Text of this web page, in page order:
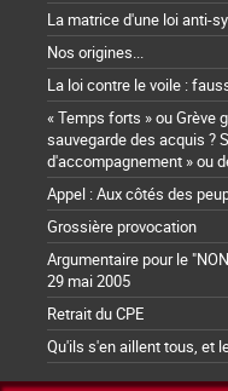
La matrice d'une loi anti-
Nos origines...
La loi contre le voile :
« Temps forts » ou Grève
sauvegarde des acquis ?
d'accompagnement » ou
Appel : Aux côtés des
Grossière provocation
Argumentaire pour le
29 mai 2005
Retrait du CPE
Qu'ils s'en aillent tous, et